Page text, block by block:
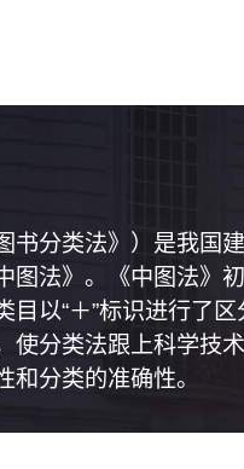
书分类法》）是我
图法》。《中图法》
以“＋”标识进行了
使分类法跟上科学技
分类的准确性。